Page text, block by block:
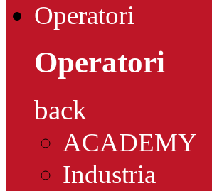
Operatori
Operatori
back
ACADEMY
Industria